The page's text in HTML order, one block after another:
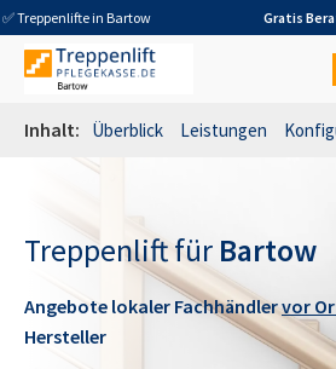
✅ Treppenlifte in Bartow Gratis
Inhalt: Überblick Leistungen
Treppenlift für Bartow
Angebote lokaler Fachhändlervor
Hersteller